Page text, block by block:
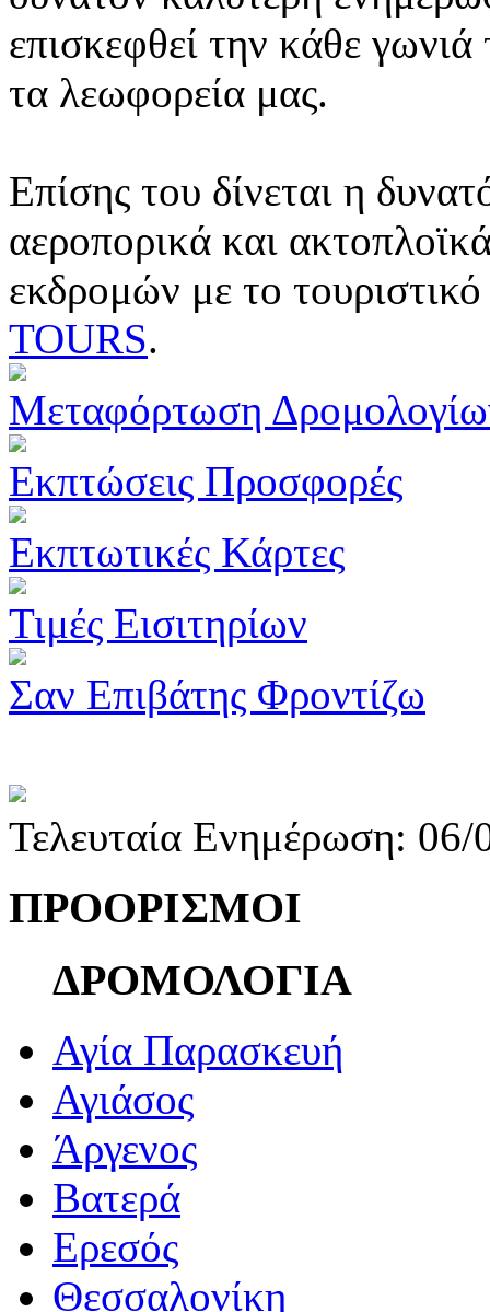
επισκεφθεί την κάθε
τα λεωφορεία μας.
Επίσης του δίνεται η
αεροπορικά και
εκδρομών με το
TOURS.
Μεταφόρτωση
Εκπτώσεις Προσφορές
Εκπτωτικές Κάρτες
Τιμές Εισιτηρίων
Σαν Επιβάτης Φροντίζω
Τελευταία Ενημέρωση:
ΠΡΟΟΡΙΣΜΟΙ
ΔΡΟΜΟΛΟΓΙΑ
Αγία Παρασκευή
Αγιάσος
Άργενος
Βατερά
Ερεσός
Θεσσαλονίκη